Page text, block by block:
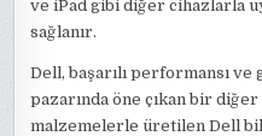
ve iPad gibi diğer cihazlarla
sağlanır.
Dell, başarılı performansı
pazarında öne çıkan bir
malzemelerle üretilen Dell